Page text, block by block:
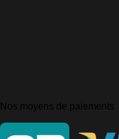
Nos moyens de paiements